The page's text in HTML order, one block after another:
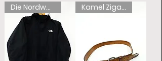
Die Nordwand Kamel Zigaretten